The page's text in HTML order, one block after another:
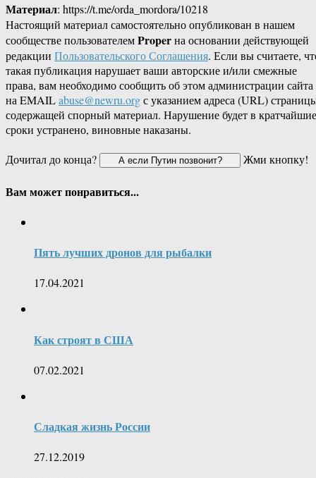
Материал: https://t.me/orda_mordora/10218
Настоящий материал самостоятельно опубликован в нашем
сообществе пользователемProperна основании действующей
редакции Пользовательского Соглашения. Если вы считаете,
такая публикация нарушает ваши авторские и/или смежные
права, вам необходимо сообщить об этом администрации сайта
на EMAILabuse@newru.orgс указанием адреса (URL)
содержащей спорный материал. Нарушение будет в кратчайшие
сроки устранено, виновные наказаны.
Дочитал до конца?
Жми кнопку!
Вам может понравиться...
Пять лучших дронов для рыбалки
17.04.2021
Как строят в США
07.02.2021
Сладкая жизнь России
27.12.2019